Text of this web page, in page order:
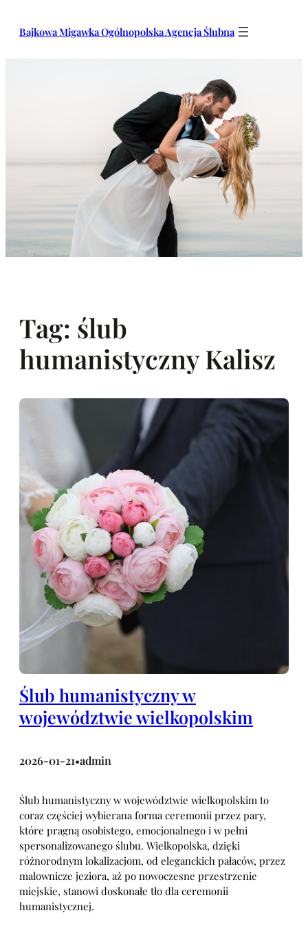
Bajkowa Migawka Ogólnopolska Agencja Ślubna
Tag: ślub
humanistyczny Kalisz
Ślub humanistyczny w
województwie wielkopolskim
2026-01-21•admin
Ślub humanistyczny w województwie wielkopolskim to
coraz częściej wybierana forma ceremonii przez pary,
które pragną osobistego, emocjonalnego i w pełni
spersonalizowanego ślubu. Wielkopolska, dzięki
różnorodnym lokalizacjom, od eleganckich pałaców, przez
malownicze jeziora, aż po nowoczesne przestrzenie
miejskie, stanowi doskonałe tło dla ceremonii
humanistycznej.